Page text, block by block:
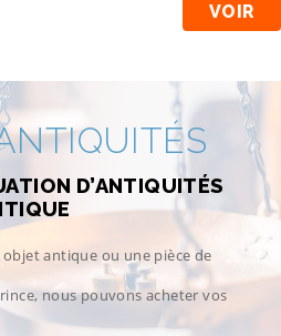
VOIR
D’ANTIQUITÉS
antique ou une pièce de
nous pouvons acheter vos